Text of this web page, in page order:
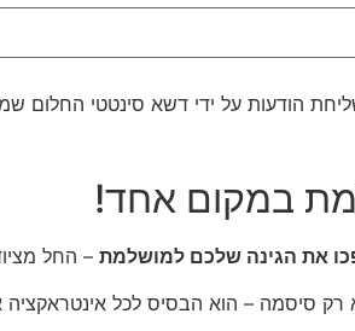
הודעות על ידי דשא סינטטי
במקום אחד!
את הגינה שלכם למושלמת – החל
רק סיסמה – הוא הבסיס לכל אינטראקציה